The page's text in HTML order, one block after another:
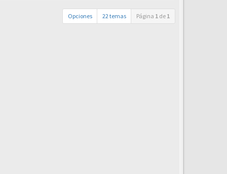
Opciones 22 temas Página 1 de 1